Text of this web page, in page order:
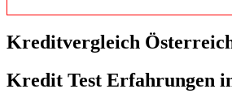
Kreditvergleich
Kredit Test Erfahrungen